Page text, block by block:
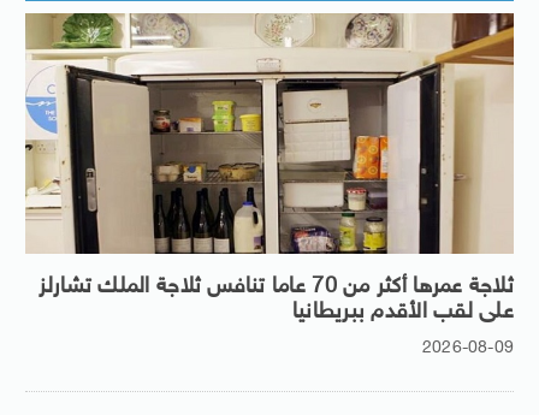
ثلاجة عمرها أكثر من 70 عاما تنافس ثلاجة الملك تشارلز
على لقب الأقدم ببريطانيا
2026-08-09